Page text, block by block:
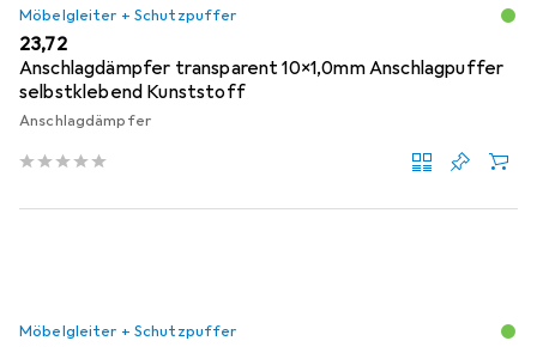
Möbelgleiter + Schutzpuffer
EUR
23,72
Anschlagdämpfer transparent 10x1,0mm Anschlagpuffer
selbstklebend Kunststoff
Anschlagdämpfer
Möbelgleiter + Schutzpuffer